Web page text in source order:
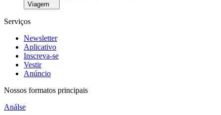
Viagem
Serviços
Newsletter
Aplicativo
Inscreva-se
Vestir
Anúncio
Nossos formatos principais
Análse